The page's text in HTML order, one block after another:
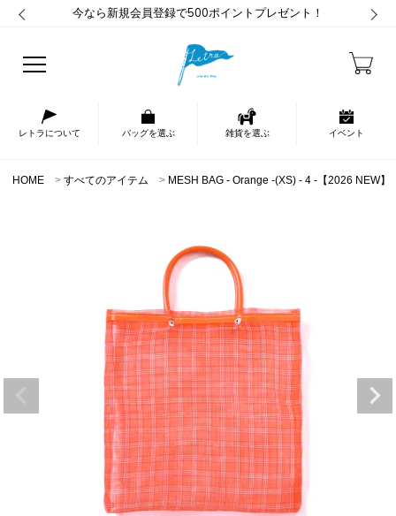
今なら新規会員登録で500ポイントプレゼント！
レトラについて バッグを選ぶ 雑貨を選ぶ イベント
HOME すべてのアイテム MESH BAG - Orange -(XS) - 4 -【2026 NEW】